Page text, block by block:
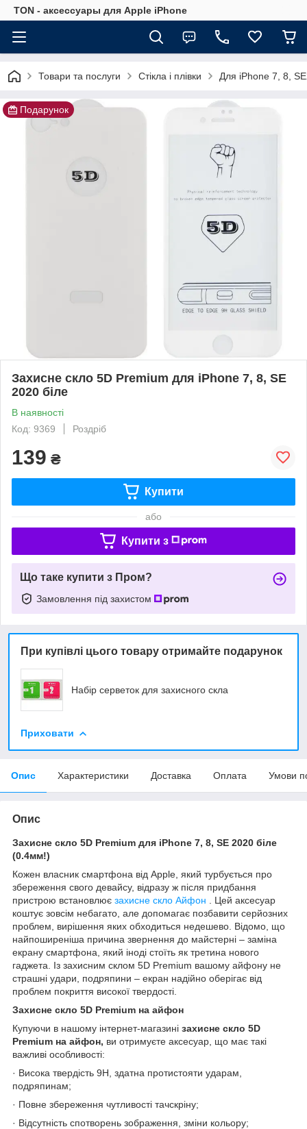
TON - аксессуары для Apple iPhone
Товари та послуги Стікла і плівки Для iPhone 7, 8,
Подарунок
Захисне скло 5D Premium для iPhone 7, 8, SE
2020 біле
В наявності
Код: 9369
Роздріб
139 ₴
Купити
або
Купити з
Що таке купити з Пром?
Замовлення під захистом
При купівлі цього товару отримайте подарунок
Набір серветок для захисного скла
Приховати
Опис Характеристики Доставка Оплата Умови
Опис
Захисне скло 5D Premium для iPhone 7, 8, SE 2020 біле
(0.4мм!)
Кожен власник смартфона від Apple, який турбується про
збереження свого девайсу, відразу ж після придбання
пристрою встановлює захисне скло Айфон . Цей аксесуар
коштує зовсім небагато, але допомагає позбавити серйозних
проблем, вирішення яких обходиться недешево. Відомо, що
найпоширеніша причина звернення до майстерні – заміна
екрану смартфона, який іноді стоїть як третина нового
гаджета. Із захисним склом 5D Premium вашому айфону не
страшні удари, подряпини – екран надійно оберігає від
проблем покриття високої твердості.
Захисне скло 5D Premium на айфон
Купуючи в нашому інтернет-магазині захисне скло 5D
Premium на айфон, ви отримуєте аксесуар, що має такі
важливі особливості:
· Висока твердість 9H, здатна протистояти ударам,
подряпинам;
· Повне збереження чутливості тачскріну;
· Відсутність спотворень зображення, зміни кольору;